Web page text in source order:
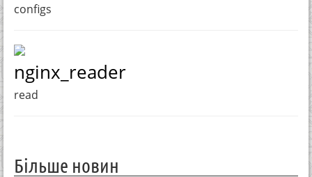
configs
nginx_reader
read
Більше новин